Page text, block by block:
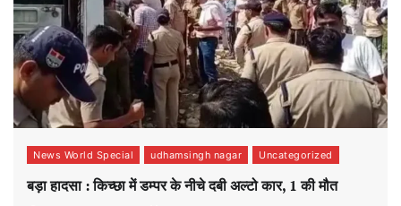
News World Special udhamsingh nagar Uncategorized
बड़ा हादसा : किच्छा में डम्पर के नीचे दबी अल्टो कार, 1 की मौत